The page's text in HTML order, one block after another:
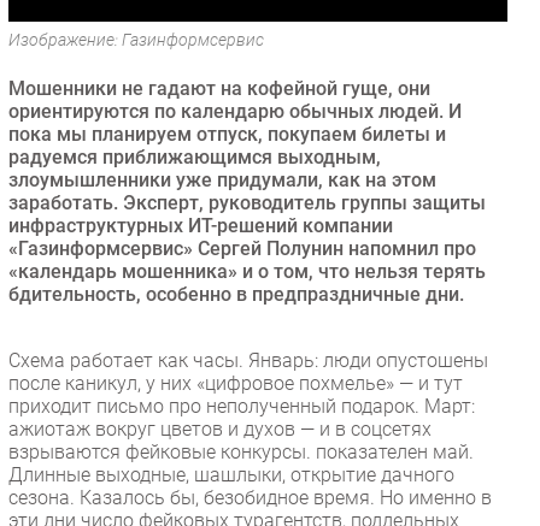
Кадры
Финансы
Web
Безопасность
Инновации
CIO/Управление ИТ
Гаджеты
РАЗДЕЛЫ
Новости
Аналитика
Интервью
Изображение: Газинформсервис
Мошенники не гадают на кофейной гуще, они
ориентируются по календарю обычных людей. И
пока мы планируем отпуск, покупаем билеты и
радуемся приближающимся выходным,
злоумышленники уже придумали, как на этом
заработать. Эксперт, руководитель группы защиты
инфраструктурных ИТ-решений компании
«Газинформсервис» Сергей Полунин напомнил про
«календарь мошенника» и о том, что нельзя терять
бдительность, особенно в предпраздничные дни.
Схема работает как часы. Январь: люди опустошены
после каникул, у них «цифровое похмелье» — и тут
приходит письмо про неполученный подарок. Март:
ажиотаж вокруг цветов и духов — и в соцсетях
взрываются фейковые конкурсы. показателен май.
Длинные выходные, шашлыки, открытие дачного
сезона. Казалось бы, безобидное время. Но именно в
эти дни число фейковых турагентств, поддельных